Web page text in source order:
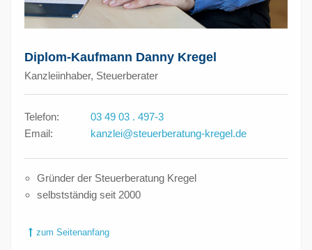
Diplom-Kaufmann Danny Kregel
Kanzleiinhaber, Steuerberater
Telefon:
03 49 03 . 497-3
Email:
kanzlei@steuerberatung-kregel.de
Gründer der Steuerberatung Kregel
selbstständig seit 2000
zum Seitenanfang